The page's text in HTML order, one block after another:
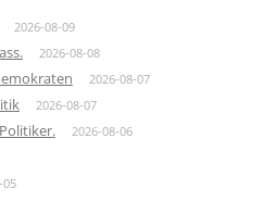
2026-08-09
2026-08-08
2026-08-07
2026-08-07
2026-08-06
05